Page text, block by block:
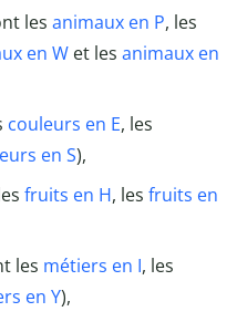
les animaux en P, les
en W et les animaux en
couleurs en E, les
en S),
fruits en H, les fruits en
les métiers en I, les
en Y),